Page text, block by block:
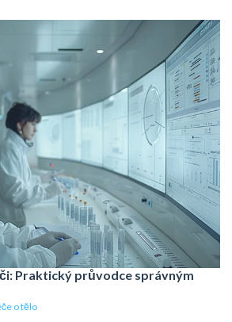
Praktický průvodce správným
o tělo